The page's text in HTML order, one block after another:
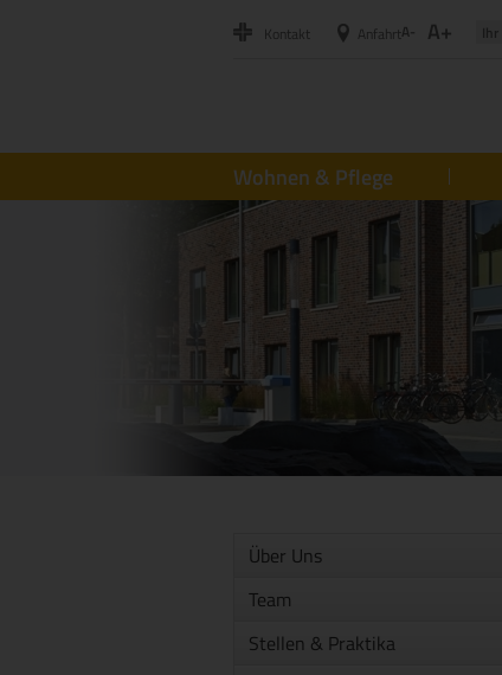
Kontakt AnfahrtA- A+
Wohnen & Pflege
Über Uns
Team
Stellen & Praktika